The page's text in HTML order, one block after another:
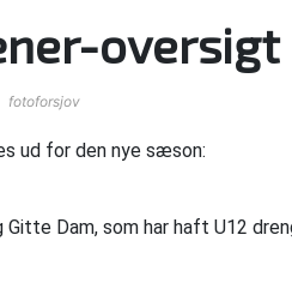
oversigt
fotoforsjov
ud for den nye sæson:
Dam, som har haft U12